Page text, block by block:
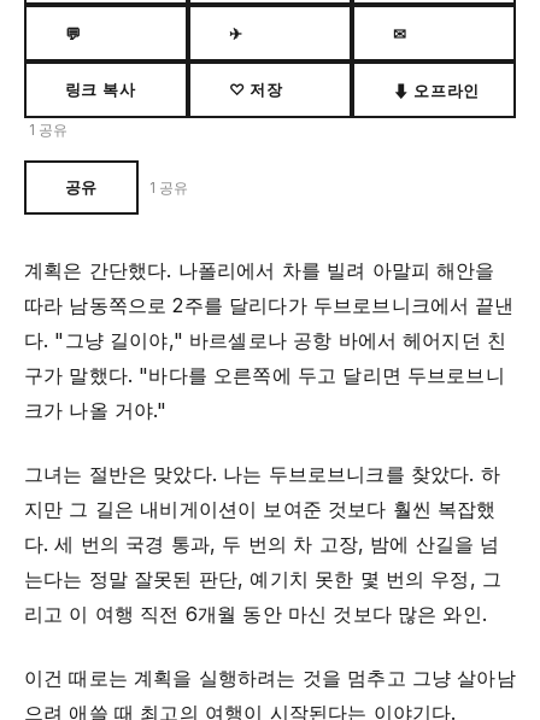
💬 ✈ ✉
링크 복사 ♡ 저장 ⬇ 오프라인
1 공유
공유 1 공유
계획은 간단했다. 나폴리에서 차를 빌려 아말피 해안을
따라 남동쪽으로 2주를 달리다가 두브로브니크에서 끝낸
다. "그냥 길이야," 바르셀로나 공항 바에서 헤어지던 친
구가 말했다. "바다를 오른쪽에 두고 달리면 두브로브니
크가 나올 거야."
그녀는 절반은 맞았다. 나는 두브로브니크를 찾았다. 하
지만 그 길은 내비게이션이 보여준 것보다 훨씬 복잡했
다. 세 번의 국경 통과, 두 번의 차 고장, 밤에 산길을 넘
는다는 정말 잘못된 판단, 예기치 못한 몇 번의 우정, 그
리고 이 여행 직전 6개월 동안 마신 것보다 많은 와인.
이건 때로는 계획을 실행하려는 것을 멈추고 그냥 살아남
으려 애쓸 때 최고의 여행이 시작된다는 이야기다.